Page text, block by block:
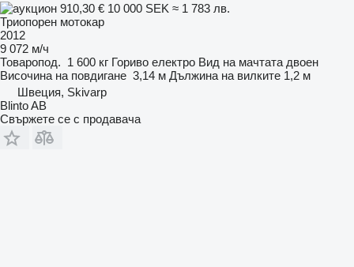
910,30 € 10 000 SEK ≈ 1 783 лв.
Триопорен мотокар
2012
9 072 м/ч
Товаропод. 1 600 кг Гориво електро Вид на мачтата двоен
Височина на повдигане 3,14 м Дължина на вилките 1,2 м
Швеция, Skivarp
Blinto AB
Свържете се с продавача